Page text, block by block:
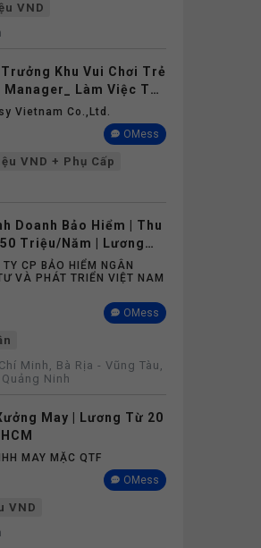
VND
Khu Vui Chơi Trẻ
Manager_ Làm Việc Tại
Hóa
Vietnam Co.,ltd.
OMess
VND + Phụ Cấp
Doanh Bảo Hiểm | Thu
Triệu/Năm | Lương
Phụ Thuộc Doanh Số
TY CP BẢO HIỂM NGÂN
VÀ PHÁT TRIỂN VIỆT NAM
OMess
Minh, Bà Rịa - Vũng Tàu,
Ninh
May | Lương Từ 20
MAY MẶC QTF
OMess
VND